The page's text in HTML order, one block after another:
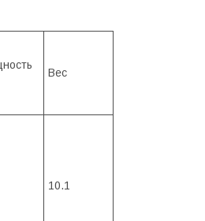
Вес
10.1